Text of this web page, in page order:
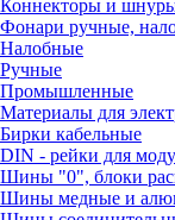
Коннекторы и
Фонари ручные,
Налобные
Ручные
Промышленные
Материалы для
Бирки кабельные
DIN - рейки для
Шины "0", блоки
Шины медные и